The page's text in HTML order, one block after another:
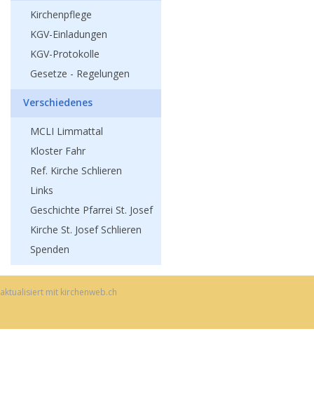
Kirchenpflege
KGV-Einladungen
KGV-Protokolle
Gesetze - Regelungen
Verschiedenes
MCLI Limmattal
Kloster Fahr
Ref. Kirche Schlieren
Links
Geschichte Pfarrei St. Josef
Kirche St. Josef Schlieren
Spenden
aktualisiert mit kirchenweb.ch